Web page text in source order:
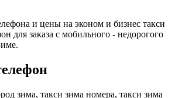
и цены на эконом и бизнес такси
для заказа с мобильного - недорогого
зима, такси зима номера, такси зима